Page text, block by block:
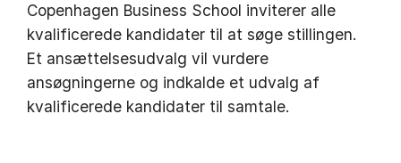
Copenhagen Business School inviterer alle
kvalificerede kandidater til at søge stillingen.
Et ansættelsesudvalg vil vurdere
ansøgningerne og indkalde et udvalg af
kvalificerede kandidater til samtale.